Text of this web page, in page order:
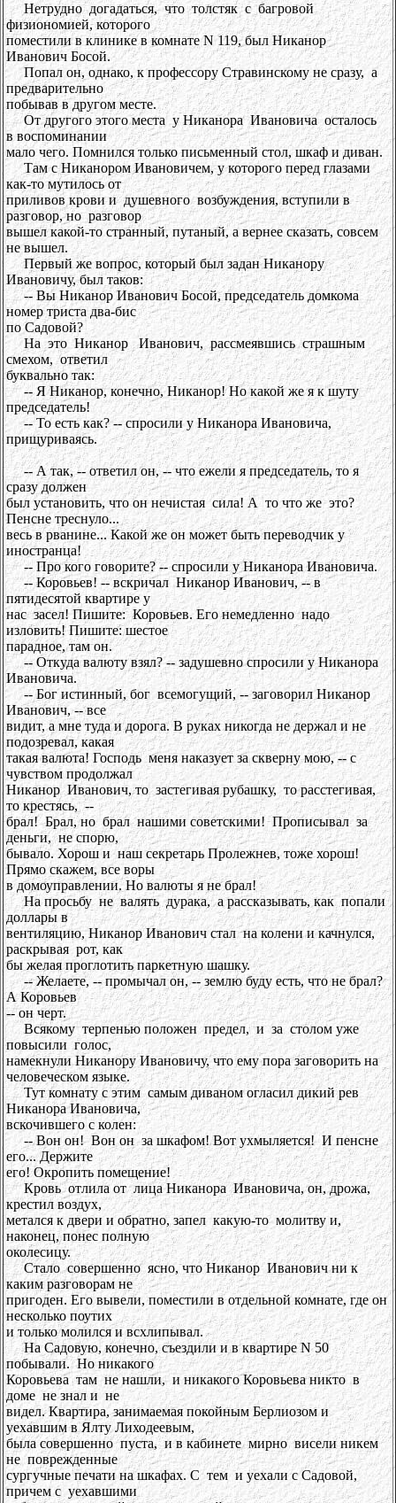
Нетрудно догадаться, что толстяк с багровой
физиономией, которого
поместили в клинике в комнате N 119, был Никанор
Иванович Босой.
Попал он, однако, к профессору Стравинскому не сразу, а
предварительно
побывав в другом месте.
От другого этого места у Никанора Ивановича осталось
в воспоминании
мало чего. Помнился только письменный стол, шкаф и диван.
Там с Никанором Ивановичем, у которого перед глазами
как-то мутилось от
приливов крови и душевного возбуждения, вступили в
разговор, но разговор
вышел какой-то странный, путаный, а вернее сказать, совсем
не вышел.
Первый же вопрос, который был задан Никанору
Ивановичу, был таков:
-- Вы Никанор Иванович Босой, председатель домкома
номер триста два-бис
по Садовой?
На это Никанор Иванович, рассмеявшись страшным
смехом, ответил
буквально так:
-- Я Никанор, конечно, Никанор! Но какой же я к шуту
председатель!
-- То есть как? -- спросили у Никанора Ивановича,
прищуриваясь.
-- А так, -- ответил он, -- что ежели я председатель, то я
сразу должен
был установить, что он нечистая сила! А то что же это?
Пенсне треснуло...
весь в рванине... Какой же он может быть переводчик у
иностранца!
-- Про кого говорите? -- спросили у Никанора Ивановича.
-- Коровьев! -- вскричал Никанор Иванович, -- в
пятидесятой квартире у
нас засел! Пишите: Коровьев. Его немедленно надо
изловить! Пишите: шестое
парадное, там он.
-- Откуда валюту взял? -- задушевно спросили у Никанора
Ивановича.
-- Бог истинный, бог всемогущий, -- заговорил Никанор
Иванович, -- все
видит, а мне туда и дорога. В руках никогда не держал и не
подозревал, какая
такая валюта! Господь меня наказует за скверну мою, -- с
чувством продолжал
Никанор Иванович, то застегивая рубашку, то расстегивая,
то крестясь, --
брал! Брал, но брал нашими советскими! Прописывал за
деньги, не спорю,
бывало. Хорош и наш секретарь Пролежнев, тоже хорош!
Прямо скажем, все воры
в домоуправлении. Но валюты я не брал!
На просьбу не валять дурака, а рассказывать, как попали
доллары в
вентиляцию, Никанор Иванович стал на колени и качнулся,
раскрывая рот, как
бы желая проглотить паркетную шашку.
-- Желаете, -- промычал он, -- землю буду есть, что не брал?
А Коровьев
-- он черт.
Всякому терпенью положен предел, и за столом уже
повысили голос,
намекнули Никанору Ивановичу, что ему пора заговорить на
человеческом языке.
Тут комнату с этим самым диваном огласил дикий рев
Никанора Ивановича,
вскочившего с колен:
-- Вон он! Вон он за шкафом! Вот ухмыляется! И пенсне
его... Держите
его! Окропить помещение!
Кровь отлила от лица Никанора Ивановича, он, дрожа,
крестил воздух,
метался к двери и обратно, запел какую-то молитву и,
наконец, понес полную
околесицу.
Стало совершенно ясно, что Никанор Иванович ни к
каким разговорам не
пригоден. Его вывели, поместили в отдельной комнате, где он
несколько поутих
и только молился и всхлипывал.
На Садовую, конечно, съездили и в квартире N 50
побывали. Но никакого
Коровьева там не нашли, и никакого Коровьева никто в
доме не знал и не
видел. Квартира, занимаемая покойным Берлиозом и
уехавшим в Ялту Лиходеевым,
была совершенно пуста, и в кабинете мирно висели никем
не поврежденные
сургучные печати на шкафах. С тем и уехали с Садовой,
причем с уехавшими